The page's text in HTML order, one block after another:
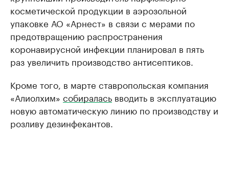
косметической продукции в аэрозольной
упаковке АО «Арнест» в связи с мерами по
предотвращению распространения
коронавирусной инфекции планировал в пять
раз увеличить производство антисептиков.
Кроме того, в марте ставропольская компания
«Алиолхим» собиралась вводить в эксплуатацию
новую автоматическую линию по производству и
розливу дезинфекантов.